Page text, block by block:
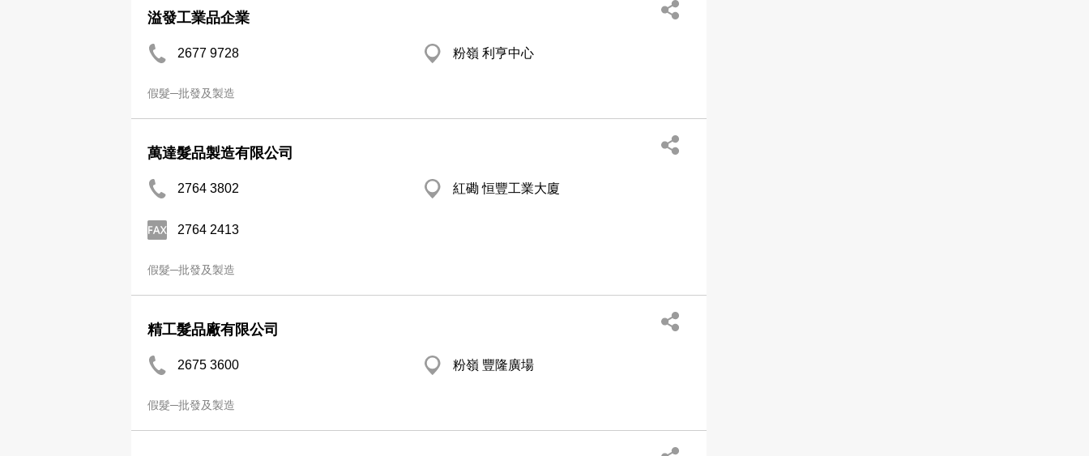
溢發工業品企業
2677 9728 粉嶺 利亨中心
假髮─批發及製造
萬達髮品製造有限公司
2764 3802 紅磡 恒豐工業大廈
2764 2413
假髮─批發及製造
精工髮品廠有限公司
2675 3600 粉嶺 豐隆廣場
假髮─批發及製造